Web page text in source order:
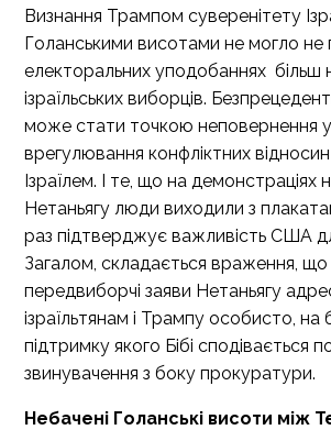
Визнання Трампом суверенітету
Голанськими висотами не могло не
електоральних уподобаннях більш
ізраїльських виборців.
може стати точкою неповернення у
врегулювання конфліктних
Ізраїлем. І те, що на демонстраціях
Нетаньягу люди виходили з
раз підтверджує важливість США
Загалом, складається враження, що
передвиборчі заяви Нетаньягу
ізраїльтянам і Трампу особисто, на
підтримку якого Бібі сподівається
звинувачення з боку прокуратури.
Небачені Голанські висоти між